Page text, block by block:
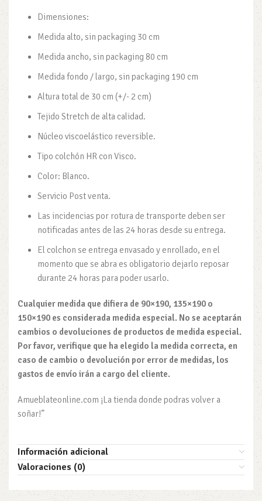
Dimensiones:
Medida alto, sin packaging 30 cm
Medida ancho, sin packaging 80 cm
Medida fondo / largo, sin packaging 190 cm
Altura total de 30 cm (+/- 2 cm)
Tejido Stretch de alta calidad.
Núcleo viscoelástico reversible.
Tipo colchón HR con Visco.
Color: Blanco.
Servicio Post venta.
Las incidencias por rotura de transporte deben ser
notificadas antes de las 24 horas desde su entrega.
El colchon se entrega envasado y enrollado, en el
momento que se abra es obligatorio dejarlo reposar
durante 24 horas para poder usarlo.
Cualquier medida que difiera de 90×190, 135×190 o
150×190 es considerada medida especial. No se aceptarán
cambios o devoluciones de productos de medida especial.
Por favor, verifique que ha elegido la medida correcta, en
caso de cambio o devolución por error de medidas, los
gastos de envío irán a cargo del cliente.
Amueblateonline.com ¡La tienda donde podras volver a
soñar!”
Información adicional
Valoraciones (0)